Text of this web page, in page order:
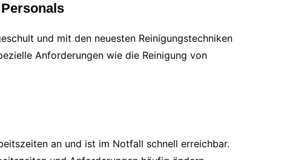
und mit den neuesten Reinigungstechniken
Anforderungen wie die Reinigung von
an und ist im Notfall schnell erreichbar.